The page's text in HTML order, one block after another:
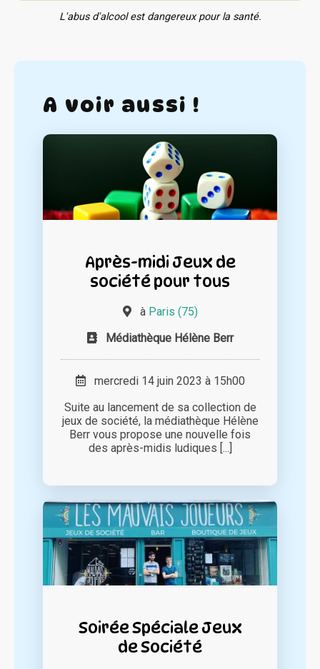
L'abus d'alcool est dangereux pour la santé.
A voir aussi !
Après-midi Jeux de
société pour tous
à Paris (75)
Médiathèque Hélène Berr
mercredi 14 juin 2023 à 15h00
Suite au lancement de sa collection de
jeux de société, la médiathèque Hélène
Berr vous propose une nouvelle fois
des après-midis ludiques [...]
Soirée Spéciale Jeux
de Société